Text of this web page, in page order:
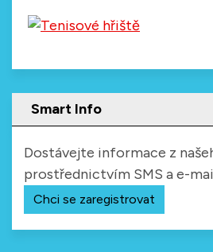
Smart Info
Dostávejte informace z
prostřednictvím SMS a e-
Chci se zaregistrovat